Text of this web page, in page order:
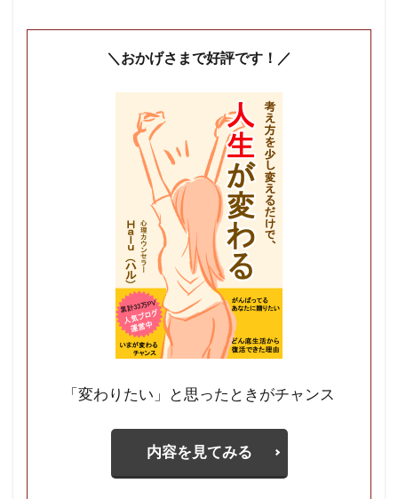
＼おかげさまで好評です！／
「変わりたい」と思ったときがチャンス
内容を見てみる